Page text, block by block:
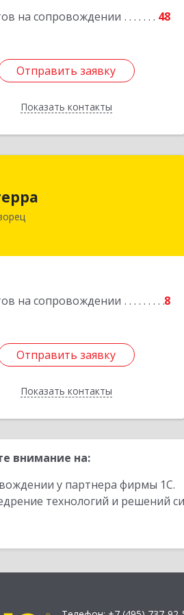
на сопровождении 48
Отправить заявку
Показать контакты
Отправить заявку
Назад
на сопровождении 8
Отправить заявку
Показать контакты
Санкт-Петербург, Петергоф г,
шоссе, дом № 3, корпус 2,
Отправить заявку
Назад
внимание на:
у партнера фирмы 1С.
технологий и решений